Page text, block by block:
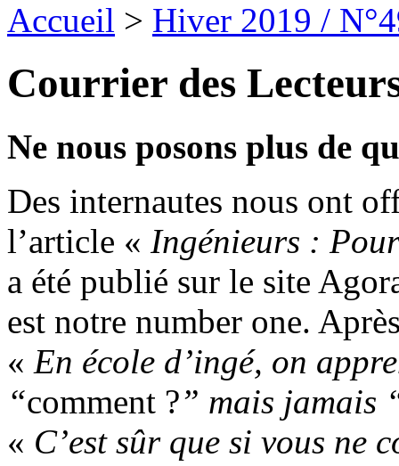
Accueil > Hiver 2019 /
Courrier des
Ne nous posons plus de
Des internautes nous ont
l’article « Ingénieurs :
a été publié sur le site
est notre number one.
« En école d’ingé, on
“comment ?” mais jamais
« C’est sûr que si vous ne